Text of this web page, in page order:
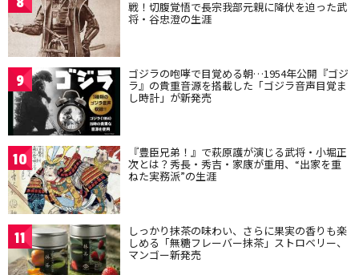
戦！切腹覚悟で長宗我部元親に降伏を迫った武
将・谷忠澄の生涯
9 ゴジラの咆哮で目覚める朝…1954年公開『ゴジ
ラ』の貴重音源を搭載した「ゴジラ音声目覚ま
し時計」が新発売
10 『豊臣兄弟！』で萩原護が演じる武将・小堀正
次とは？秀長・秀吉・家康が重用、“出家を重
ねた実務派”の生涯
11 しっかり抹茶の味わい、さらに果実の香りも楽
しめる「無糖フレーバー抹茶」ストロベリー、
マンゴー新発売